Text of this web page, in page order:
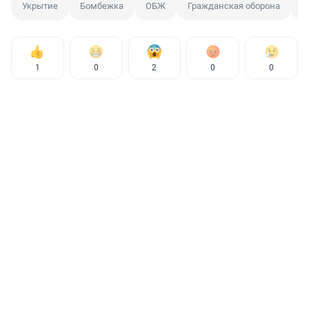
Укрытие Бомбежка ОБЖ Гражданская оборона
1 0 2 0 0